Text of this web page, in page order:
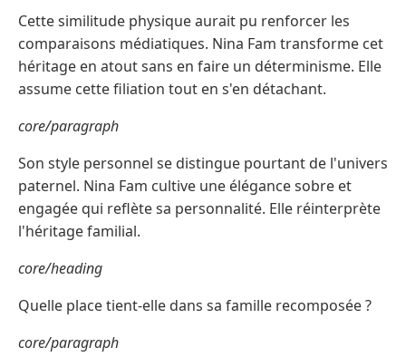
Cette similitude physique aurait pu renforcer les
comparaisons médiatiques. Nina Fam transforme cet
héritage en atout sans en faire un déterminisme. Elle
assume cette filiation tout en s'en détachant.
core/paragraph
Son style personnel se distingue pourtant de l'univers
paternel. Nina Fam cultive une élégance sobre et
engagée qui reflète sa personnalité. Elle réinterprète
l'héritage familial.
core/heading
Quelle place tient-elle dans sa famille recomposée ?
core/paragraph